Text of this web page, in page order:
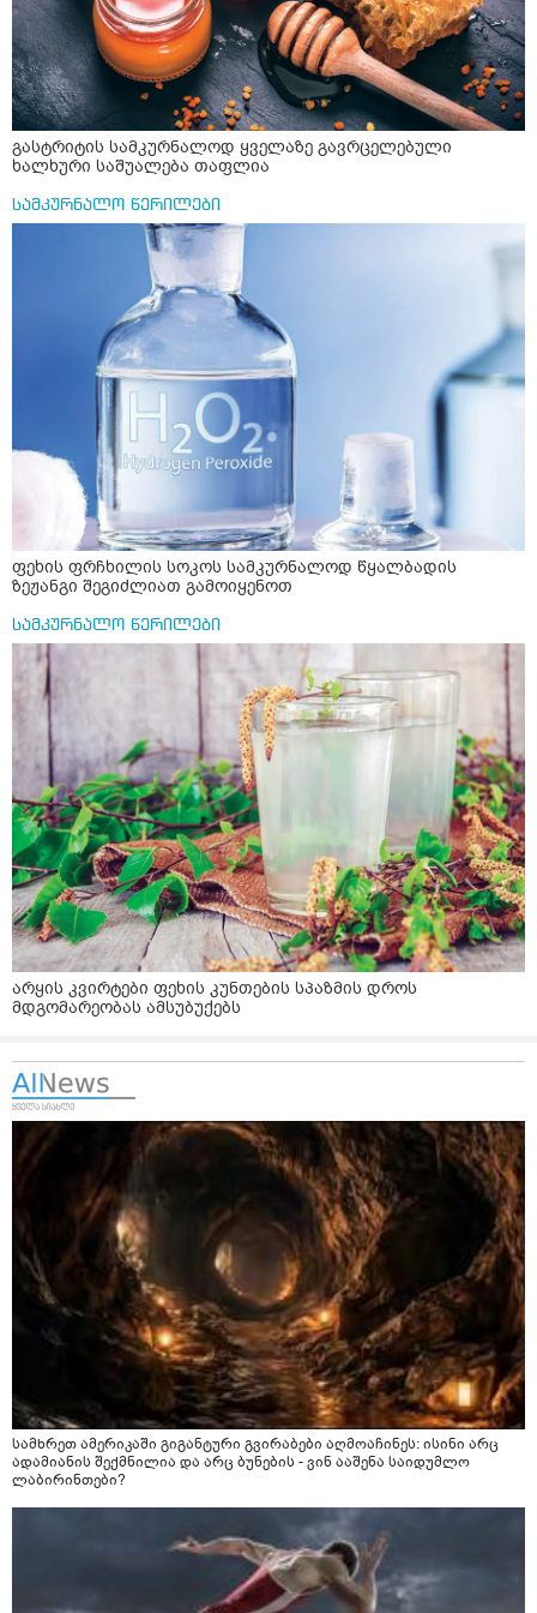
გასტრიტის სამკურნალოდ ყველაზე გავრცელებული
ხალხური საშუალება თაფლია
სამკურნალო წერილები
ფეხის ფრჩხილის სოკოს სამკურნალოდ წყალბადის
ზეჟანგი შეგიძლიათ გამოიყენოთ
სამკურნალო წერილები
არყის კვირტები ფეხის კუნთების სპაზმის დროს
მდგომარეობას ამსუბუქებს
სამხრეთ ამერიკაში გიგანტური გვირაბები აღმოაჩინეს: ისინი არც
ადამიანის შექმნილია და არც ბუნების - ვინ ააშენა საიდუმლო
ლაბირინთები?